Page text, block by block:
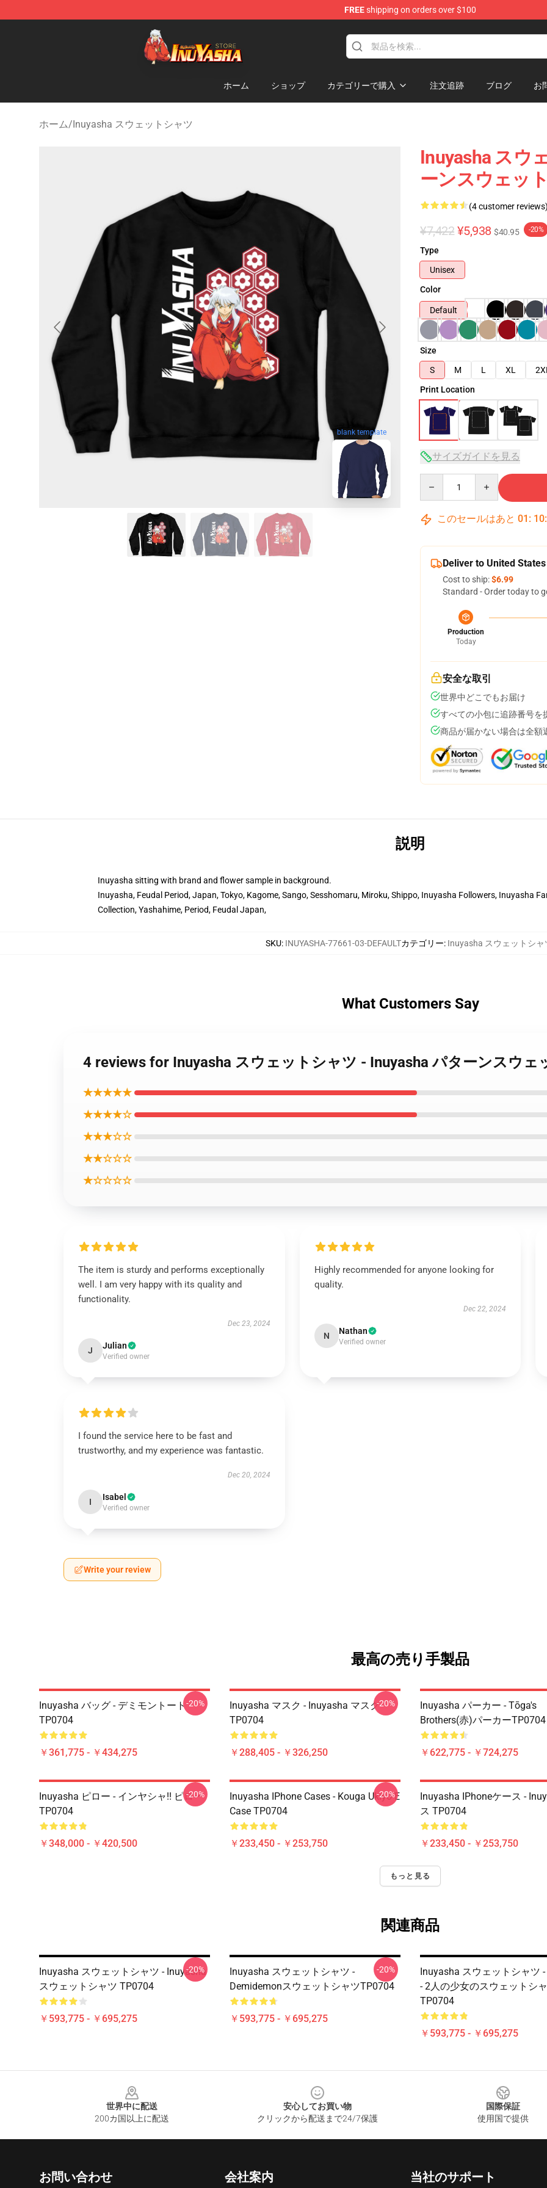
FREEshipping on orders over $100
Inuyasha Store - Official Inuyasha Merchandise Shop
ホーム ショップ カテゴリーで購入 注文追跡 ブログ お
ホーム/Inuyasha スウェットシャツ
blank template
Inuyasha スウ
ーンスウェッ
(4 customer reviews)
¥7,422 ¥5,938 $40.95 -20%
Type
Unisex
Color
Default
Size
S
M L XL 2XL
Print Location
サイズガイドを見る
このセールはあと 01 : 10:
Deliver to United States
Cost to ship:$6.99
Standard - Order today to
Production
Today
安全な取引
世界中どこでもお届け
すべての小包に追跡番号を
商品が届かない場合は全額
説明
Inuyasha sitting with brand and flower sample in background.
Inuyasha, Feudal Period, Japan, Tokyo, Kagome, Sango, Sesshomaru, Miroku, Shippo, Inuyasha Followers, Inuyasha
Collection, Yashahime, Period, Feudal Japan,
SKU: INUYASHA-77661-03-DEFAULTカテゴリー: Inuyasha スウェットシャ
What Customers Say
4 reviews for Inuyasha スウェットシャツ - Inuyasha パターンスウェ
★★★★★
★★★★☆
★★★☆☆
★★☆☆☆
★☆☆☆☆
The item is sturdy and performs exceptionally
well. I am very happy with its quality and
functionality.
Dec 23, 2024
J Julian
Verified owner
Highly recommended for anyone looking for
quality.
Dec 22, 2024
N Nathan
Verified owner
I found the service here to be fast and
trustworthy, and my experience was fantastic.
Dec 20, 2024
I Isabel
Verified owner
Write your review
最高の売り手製品
Inuyasha バッグ - デミモントート
TP0704
￥361,775 - ￥434,275
-20%
Inuyasha マスク - Inuyasha マスク
TP0704
￥288,405 - ￥326,250
-20%
Inuyasha パーカー - Tōga's
Brothers(赤)パーカーTP0704
￥622,775 - ￥724,275
Inuyasha ピロー - インヤシャ!! ピロー
TP0704
￥348,000 - ￥420,500
-20%
Inuyasha IPhone Cases - Kouga Ukiyo-E
Case TP0704
￥233,450 - ￥253,750
-20%
Inuyasha IPhoneケース -
ス TP0704
￥233,450 - ￥253,750
もっと見る
関連商品
Inuyasha スウェットシャツ - Inuyasha
スウェットシャツ TP0704
￥593,775 - ￥695,275
-20%
Inuyasha スウェットシャツ -
DemidemonスウェットシャツTP0704
￥593,775 - ￥695,275
-20%
Inuyasha スウェットシャツ -
- 2人の少女のスウェットシ
TP0704
￥593,775 - ￥695,275
世界中に配送
200カ国以上に配送
安心してお買い物
クリックから配送まで24/7保護
国際保証
使用国で提供
お問い合わせ 会社案内 当社のサポート